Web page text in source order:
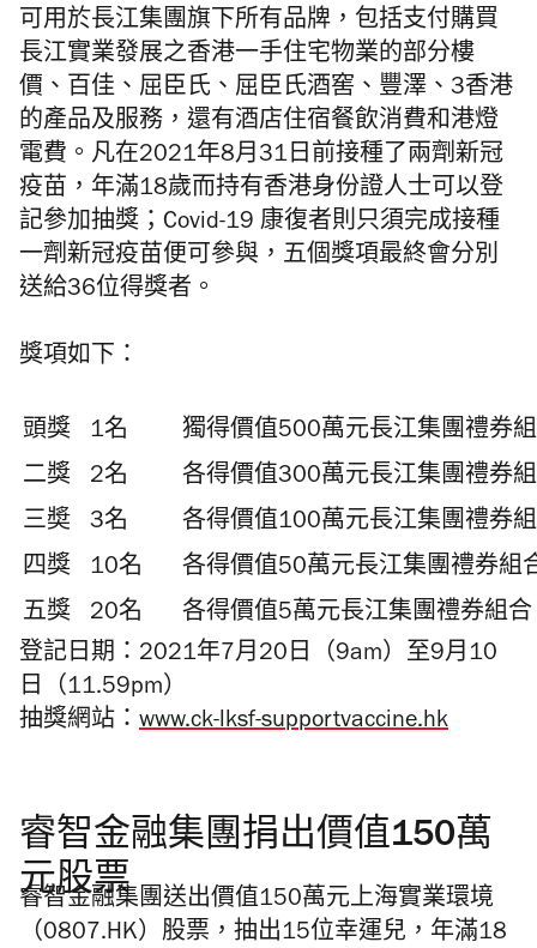
可用於長江集團旗下所有品牌，包括支付購買
長江實業發展之香港一手住宅物業的部分樓
價、百佳、屈臣氏、屈臣氏酒窖、豐澤、3香港
的產品及服務，還有酒店住宿餐飲消費和港燈
電費。凡在2021年8月31日前接種了兩劑新冠
疫苗，年滿18歲而持有香港身份證人士可以登
記參加抽獎；Covid-19 康復者則只須完成接種
一劑新冠疫苗便可參與，五個獎項最終會分別
送給36位得獎者。
獎項如下：
頭獎 1名
獨得價值500萬元長江集團禮券
二獎
2名
各得價值300萬元長江集團禮券
三奬
3名
各得價值100萬元長江集團禮券
四獎
10名
各得價值50萬元長江集團禮券組
五獎
20名
各得價值5萬元長江集團禮券組合
登記日期：2021年7月20日（9am）至9月10
日（11.59pm）
抽獎網站： www.ck-lksf-supportvaccine.hk
睿智金融集團捐出價值150萬
元股票
睿智金融集團送出價值150萬元上海實業環境
（0807.HK）股票，抽出15位幸運兒，年滿18